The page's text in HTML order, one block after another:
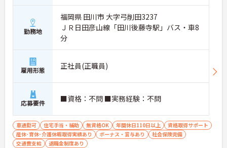
勤務地
福岡県 田川市 大字弓削田3237
ＪＲ日田彦山線「田川後藤寺駅」バス・車8
分
雇用形態 正社員(正職員)
応募要件 ■資格：不問 ■実務経験：不問
車通勤可 住宅手当・補助 無資格OK 年間休日110日以上
資格取得サポート
産休･育休･介護休暇取得実績あり
ボーナス・賞与あり
社会保険完備
交通費支給
退職金制度あり